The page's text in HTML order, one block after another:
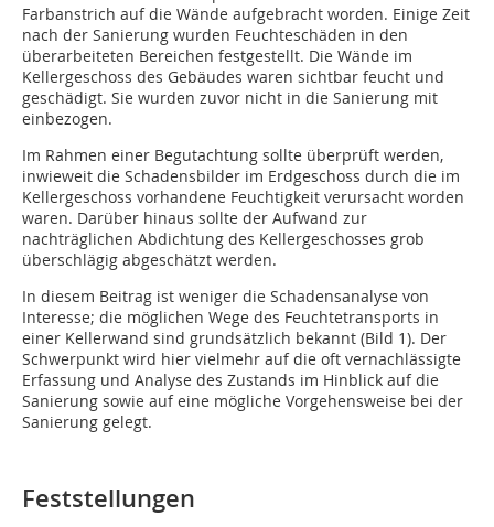
Farbanstrich auf die Wände aufgebracht worden. Einige Zeit
nach der Sanierung wurden Feuchteschäden in den
überarbeiteten Be­reichen festgestellt. Die Wände im
Kellergeschoss des Gebäudes waren sichtbar feucht und
geschädigt. Sie wurden zuvor nicht in die Sanierung mit
einbezogen.
Im Rahmen einer Begutachtung sollte über­prüft werden,
inwieweit die Schadensbilder im Erdgeschoss durch die im
Kellergeschoss vorhandene Feuchtigkeit verursacht worden
waren. Darüber hinaus sollte der Aufwand zur
nachträglichen Abdichtung des Kellergeschos­ses grob
überschlägig abgeschätzt werden.
In diesem Beitrag ist weniger die Schadensanalyse von
Interesse; die möglichen Wege des Feuchtetransports in
einer Kellerwand sind grundsätzlich bekannt (Bild 1). Der
Schwerpunkt wird hier vielmehr auf die oft vernachlässigte
Erfassung und Analyse des Zustands im Hinblick auf die
Sanierung sowie auf eine mögliche Vorgehensweise bei der
Sanierung gelegt.
Feststellungen